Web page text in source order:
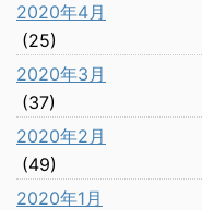
2020年4月
(25)
2020年3月
(37)
2020年2月
(49)
2020年1月